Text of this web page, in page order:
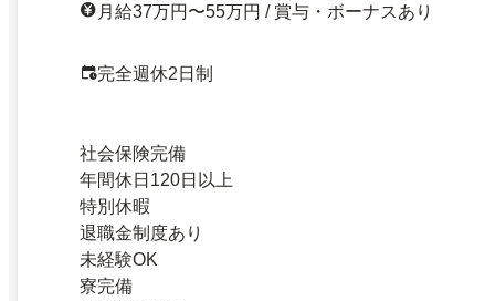
月給37万円〜55万円 / 賞与・ボーナスあり
完全週休2日制
社会保険完備
年間休日120日以上
特別休暇
退職金制度あり
未経験OK
寮完備